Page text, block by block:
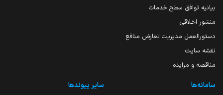
بیانیه توافق سطح خدمات
منشور اخلاقی
دستورالعمل مدیریت تعارض منافع
نقشه سایت
مناقصه و مزایده
سامانه‌ها سایر پیوندها